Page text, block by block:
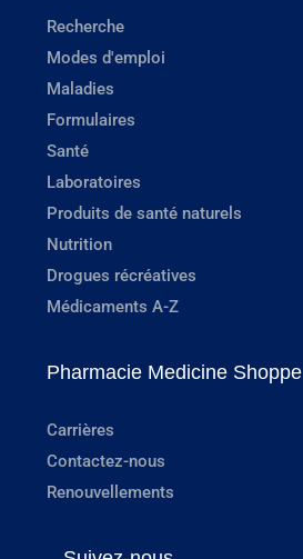
Recherche
Modes d'emploi
Maladies
Formulaires
Santé
Laboratoires
Produits de santé naturels
Nutrition
Drogues récréatives
Médicaments A-Z
Pharmacie Medicine Shoppe
Carrières
Contactez-nous
Renouvellements